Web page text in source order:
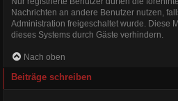
Nachrichten an andere Benutzer nutzen,
Administration freigeschaltet wurde. Diese
dieses Systems durch Gäste verhindern.
Nach oben
Beiträge schreiben